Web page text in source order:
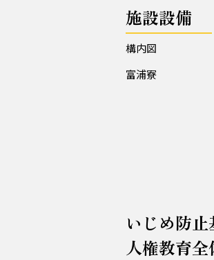
施設設備
構内図
富浦寮
いじめ防止
人権教育